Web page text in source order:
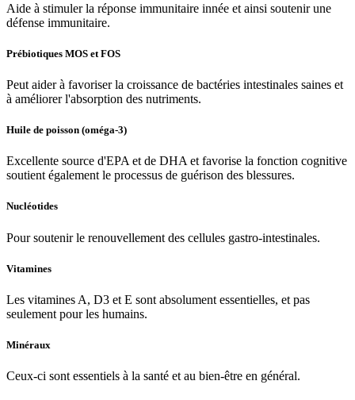
Aide à stimuler la réponse immunitaire innée et ainsi soutenir une
défense immunitaire.
Prébiotiques MOS et FOS
Peut aider à favoriser la croissance de bactéries intestinales saines et
à améliorer l'absorption des nutriments.
Huile de poisson (oméga-3)
Excellente source d'EPA et de DHA et favorise la fonction cognitive
soutient également le processus de guérison des blessures.
Nucléotides
Pour soutenir le renouvellement des cellules gastro-intestinales.
Vitamines
Les vitamines A, D3 et E sont absolument essentielles, et pas
seulement pour les humains.
Minéraux
Ceux-ci sont essentiels à la santé et au bien-être en général.